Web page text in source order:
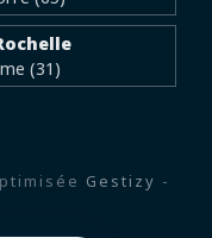
(31)
Gestizy -